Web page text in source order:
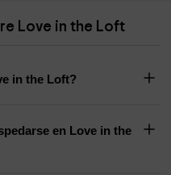
Love in the Loft
in the Loft?
en Love in the